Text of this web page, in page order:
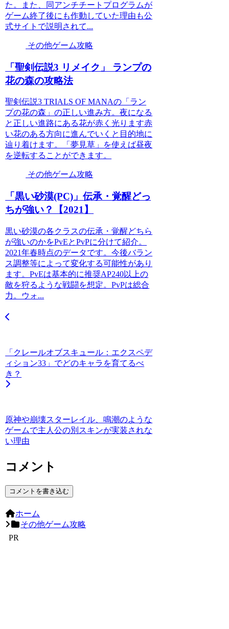
た。また、同アンチチートプログラムが
ゲーム終了後にも作動していた理由も公
式サイトで説明されて...
その他ゲーム攻略
「聖剣伝説3 リメイク」 ランプの
花の森の攻略法
聖剣伝説3 TRIALS OF MANAの「ラン
プの花の森」の正しい進み方。夜になる
と正しい進路にある花が赤く光ります赤
い花のある方向に進んでいくと目的地に
辿り着けます。「夢見草」を使えば昼夜
を逆転することができます。
その他ゲーム攻略
「黒い砂漠(PC)」伝承・覚醒どっ
ちが強い？【2021】
黒い砂漠の各クラスの伝承・覚醒どちら
が強いのかをPvEとPvPに分けて紹介。
2021年春時点のデータです。今後バラン
ス調整等によって変化する可能性があり
ます。PvEは基本的に推奨AP240以上の
敵を狩るような戦闘を想定。PvPは総合
力。ウォ...
「クレールオブスキュール：エクスペデ
ィション33」でどのキャラを育てるべ
き？
原神や崩壊スターレイル、鳴潮のような
ゲームで主人公の別スキンが実装されな
い理由
コメント
コメントを書き込む
ホーム
その他ゲーム攻略
PR